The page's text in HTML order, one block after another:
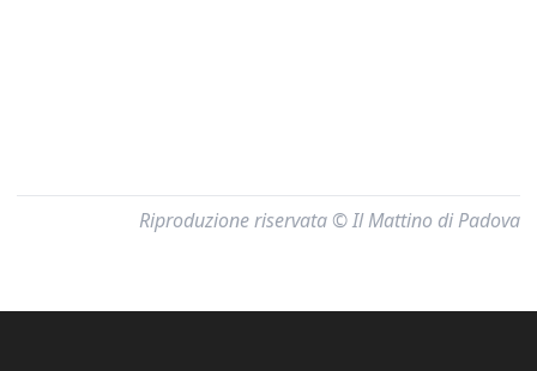
Riproduzione riservata © Il Mattino di Padova